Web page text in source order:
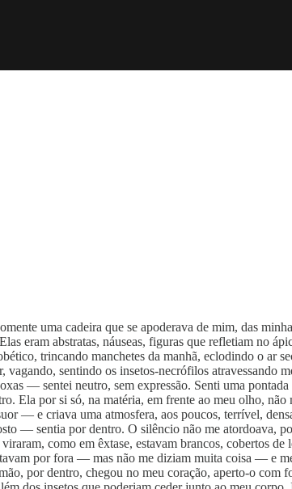
uma cadeira que se apoderava de mim, das
eram abstratas, náuseas, figuras que refletiam no
trincando manchetes da manhã, eclodindo o ar
vagando, sentindo os insetos-necrófilos atravessando
— sentei neutro, sem expressão. Senti uma
Ela por si só, na matéria, em frente ao meu olho,
— e criava uma atmosfera, aos poucos, terrível,
— sentia por dentro. O silêncio não me atordoava,
como em êxtase, estavam brancos, cobertos
por fora — mas não me diziam muita coisa — e
por dentro, chegou no meu coração, aperto-o